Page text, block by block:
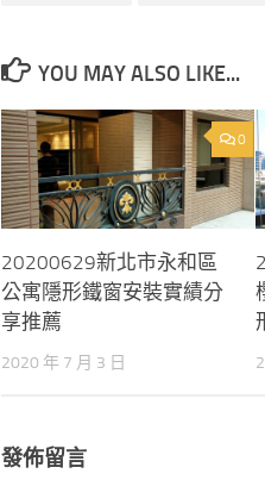
YOU MAY ALSO LIKE...
0
20200629新北市永和區
公寓隱形鐵窗安裝實績分
享推薦
2020 年 7 月 3 日
發佈留言